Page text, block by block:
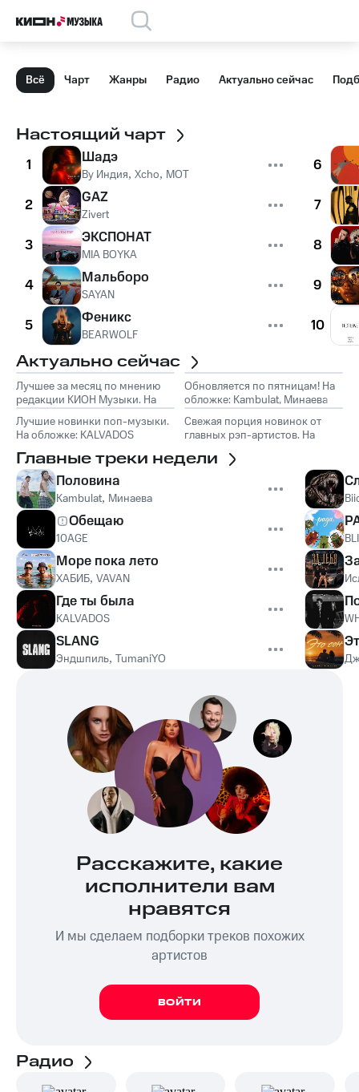
Всё Чарт Жанры Радио Актуально сейчас
Настоящий чарт
1 Шадэ
By Индия, Xcho, MOT
2 GAZ
Zivert
3 ЭКСПОНАТ
MIA BOYKA
4 Мальборо
SAYAN
5 Феникс
BEARWOLF
6
7
8
9
10
Актуально сейчас
Лучшее за месяц по мнению
редакции КИОН Музыки. На
обложке: Marselle
Обновляется по пятницам! На
обложке: Kambulat, Минаева
Лучшие новинки поп-музыки.
На обложке: KALVADOS
Свежая порция новинок от
главных рэп-артистов. На
Главные треки недели
Половина
Kambulat, Минаева
Обещаю
10AGE
Море пока лето
ХАБИБ, VAVAN
Где ты была
KALVADOS
SLANG
Эндшпиль, TumaniYO
Расскажите, какие
исполнители вам
нравятся
И мы сделаем подборки треков похожих
артистов
ВОЙТИ
Радио